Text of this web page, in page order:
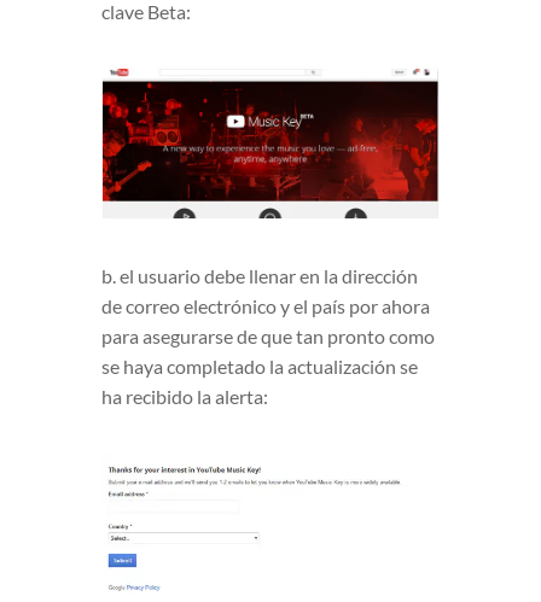
clave Beta:
b. el usuario debe llenar en la dirección
de correo electrónico y el país por ahora
para asegurarse de que tan pronto como
se haya completado la actualización se
ha recibido la alerta: